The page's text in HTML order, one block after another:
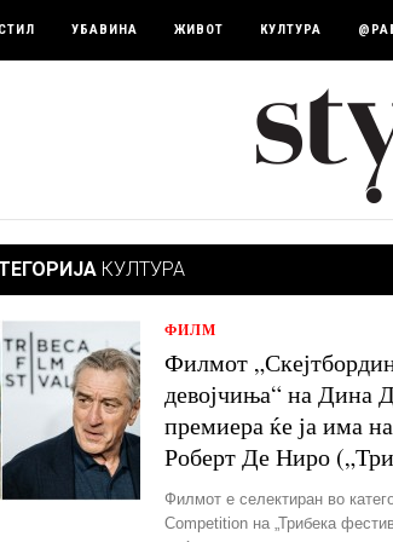
СТИЛ УБАВИНА ЖИВОТ КУЛТУРА
КУЛТУРА
ФИЛМ
Филмот
девојчиња“ на Дина
премиера ќе ја има
Роберт Де Ниро
Филмот е селектиран во
Competition на „Трибека